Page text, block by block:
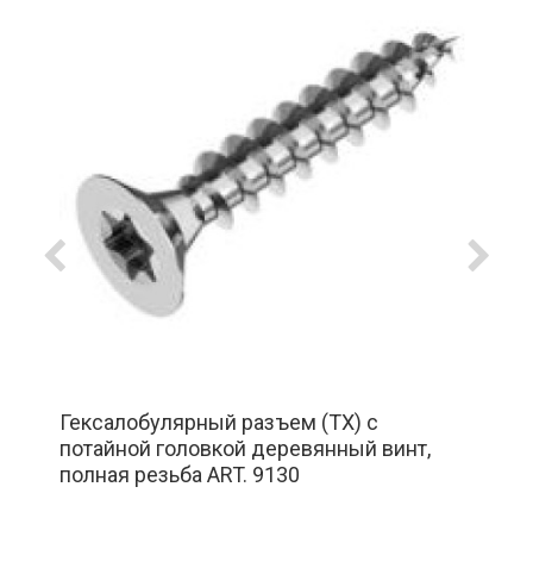
Гексалобулярный разъем (TX) с
потайной головкой деревянный винт,
полная резьба ART. 9130